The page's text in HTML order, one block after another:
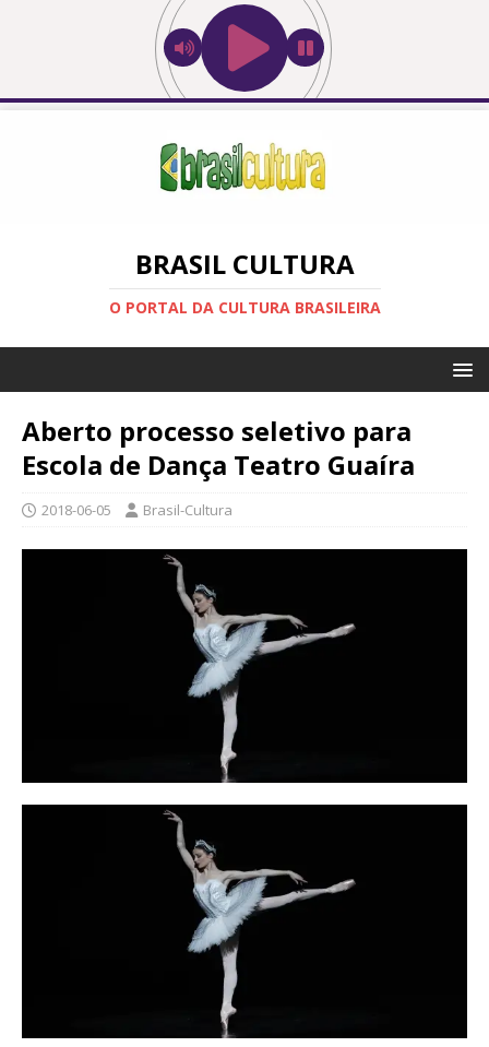
BRASIL CULTURA
O PORTAL DA CULTURA BRASILEIRA
Aberto processo seletivo para
Escola de Dança Teatro Guaíra
2018-06-05 Brasil-Cultura